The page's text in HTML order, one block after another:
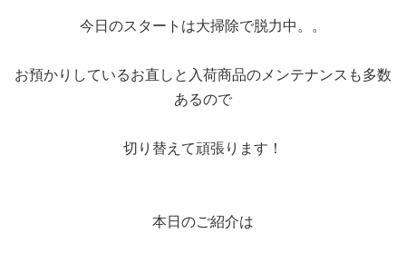
今日のスタートは大掃除で脱力中。。
お預かりしているお直しと入荷商品のメンテナンスも多数
あるので
切り替えて頑張ります！
本日のご紹介は